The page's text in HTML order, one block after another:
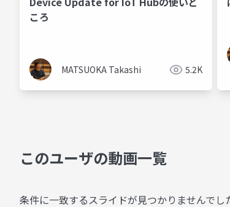
ころ
MATSUOKA Takashi 5.2K
このユーザの動画一覧
条件に一致するスライドが見つかりませんでし